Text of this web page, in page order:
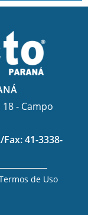
- Campo
Fax: 41-3338-
de Uso